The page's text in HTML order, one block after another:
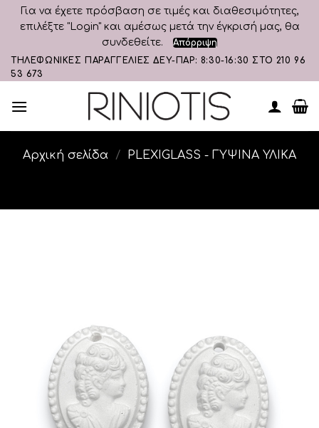
Για να έχετε πρόσβαση σε τιμές και διαθεσιμότητες,
επιλέξτε "Login" και αμέσως μετά την έγκρισή μας, θα
συνδεθείτε.
Απόρριψη
Skip
to
ΤΗΛΕΦΩΝΙΚΕΣ ΠΑΡΑΓΓΕΛΙΕΣ ΔΕΥ-ΠΑΡ: 8:30-16:30 ΣΤΟ 210 96
53 673
Αρχική σελίδα / PLEXIGLASS - ΓΥΨΙΝΑ ΥΛΙΚΑ